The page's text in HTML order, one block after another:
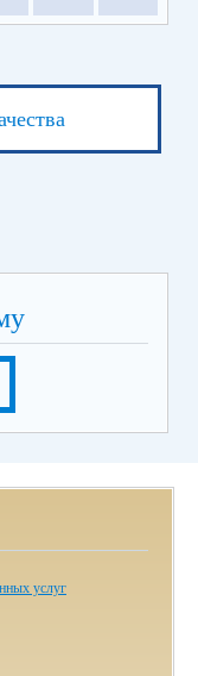
услуг